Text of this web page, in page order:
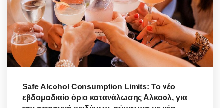
Safe Alcohol Consumption Limits: Το νέο
εβδομαδιαίο όριο κατανάλωσης Αλκοόλ, για